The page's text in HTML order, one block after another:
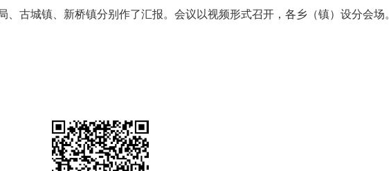
城镇、新桥镇分别作了汇报。会议以视频形式召开，各乡（镇）设分会场。